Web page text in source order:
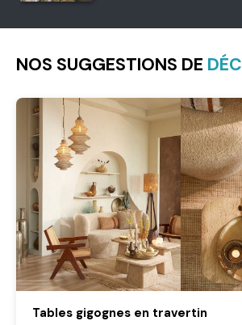
NOS SUGGESTIONS DE
Tables gigognes en travertin